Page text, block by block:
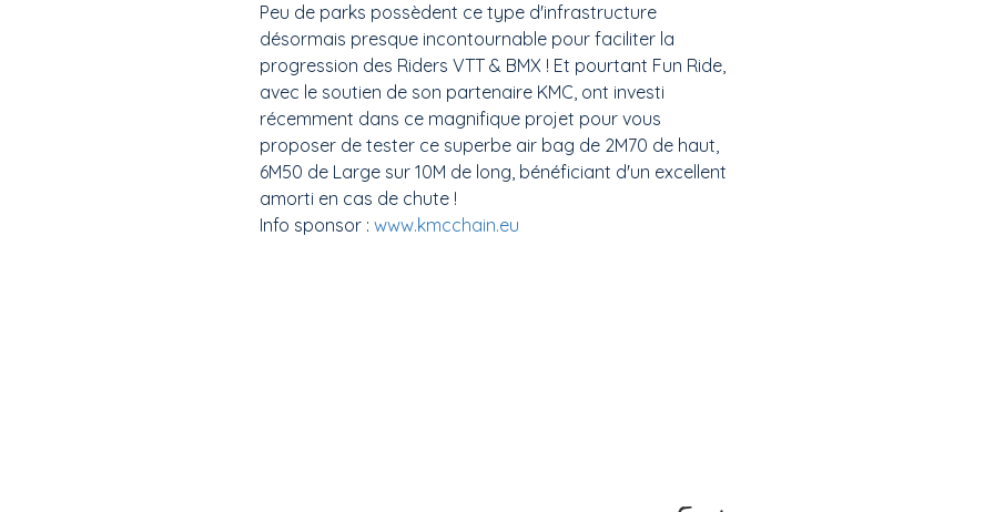
Peu de parks possèdent ce type d'infrastructure
désormais presque incontournable pour faciliter la
progression des Riders VTT & BMX ! Et pourtant Fun Ride,
avec le soutien de son partenaire KMC, ont investi
récemment dans ce magnifique projet pour vous
proposer de tester ce superbe air bag de 2M70 de haut,
6M50 de Large sur 10M de long, bénéficiant d'un excellent
amorti en cas de chute !
Info sponsor : www.kmcchain.eu